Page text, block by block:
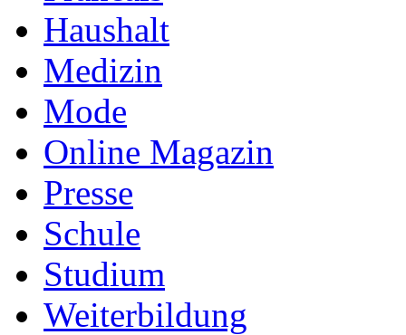
Haushalt
Medizin
Mode
Online Magazin
Presse
Schule
Studium
Weiterbildung